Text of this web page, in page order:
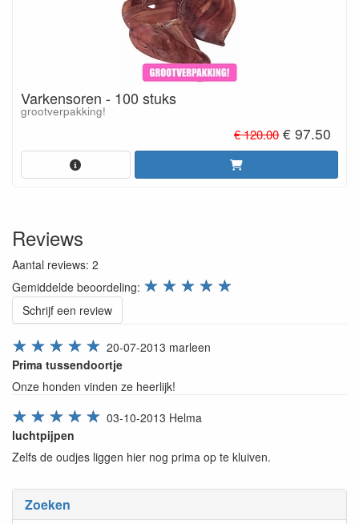
Zoeken
Varkensoren - 100 stuks
grootverpakking!
€ 120.00€ 97.50
Reviews
Aantal reviews: 2
Gemiddelde beoordeling: review.stars ☆
☆
☆
☆
☆
Schrijf een review
☆
☆
☆
☆
☆ 20-07-2013 marleen
Prima tussendoortje
Onze honden vinden ze heerlijk!
☆
☆
☆
☆
☆ 03-10-2013 Helma
luchtpijpen
Zelfs de oudjes liggen hier nog prima op te kluiven.